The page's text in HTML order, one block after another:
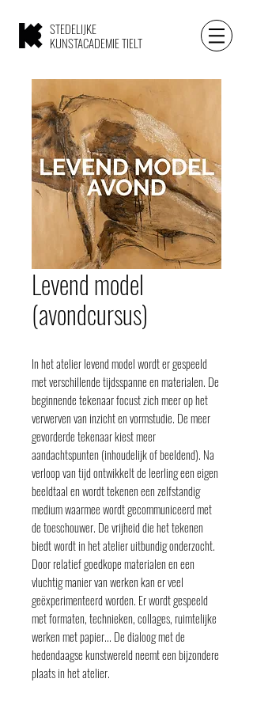
STEDELIJKE
KUNSTACADEMIE TIELT
Levend model
(avondcursus)
In het atelier levend model wordt er gespeeld
met verschillende tijdsspanne en materialen. De
beginnende tekenaar focust zich meer op het
verwerven van inzicht en vormstudie. De meer
gevorderde tekenaar kiest meer
aandachtspunten (inhoudelijk of beeldend). Na
verloop van tijd ontwikkelt de leerling een eigen
beeldtaal en wordt tekenen een zelfstandig
medium waarmee wordt gecommuniceerd met
de toeschouwer. De vrijheid die het tekenen
biedt wordt in het atelier uitbundig onderzocht.
Door relatief goedkope materialen en een
vluchtig manier van werken kan er veel
geëxperimenteerd worden. Er wordt gespeeld
met formaten, technieken, collages, ruimtelijke
werken met papier... De dialoog met de
hedendaagse kunstwereld neemt een bijzondere
plaats in het atelier.